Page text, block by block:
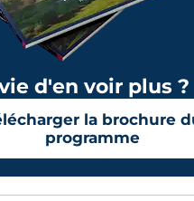
d'en voir plus ?
la brochure
programme